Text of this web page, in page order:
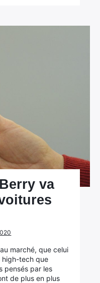
va
marché, que celui
high-tech que
pensés par les
de plus en plus